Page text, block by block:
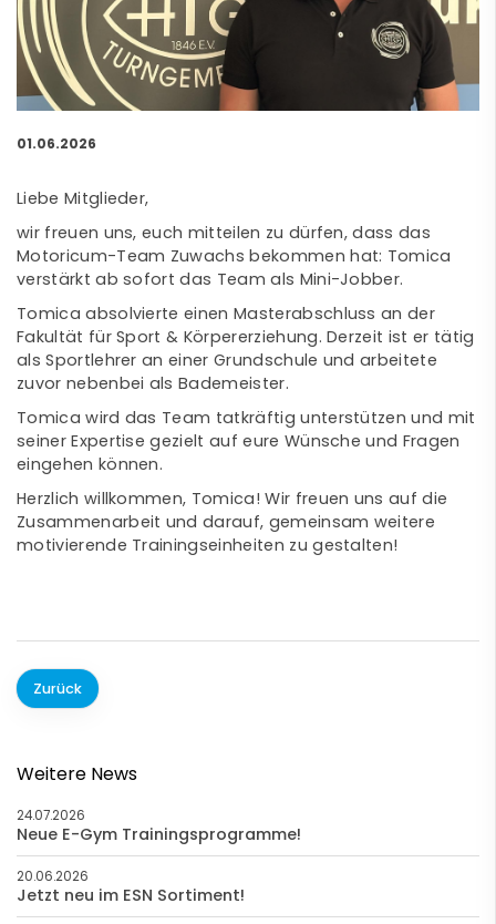
01.06.2026
Liebe Mitglieder,
wir freuen uns, euch mitteilen zu dürfen, dass das
Motoricum-Team Zuwachs bekommen hat: Tomica
verstärkt ab sofort das Team als Mini-Jobber.
Tomica absolvierte einen Masterabschluss an der
Fakultät für Sport & Körpererziehung. Derzeit ist er tätig
als Sportlehrer an einer Grundschule und arbeitete
zuvor nebenbei als Bademeister.
Tomica wird das Team tatkräftig unterstützen und mit
seiner Expertise gezielt auf eure Wünsche und Fragen
eingehen können.
Herzlich willkommen, Tomica! Wir freuen uns auf die
Zusammenarbeit und darauf, gemeinsam weitere
motivierende Trainingseinheiten zu gestalten!
Zurück
Weitere News
24.07.2026
Neue E-Gym Trainingsprogramme!
20.06.2026
Jetzt neu im ESN Sortiment!